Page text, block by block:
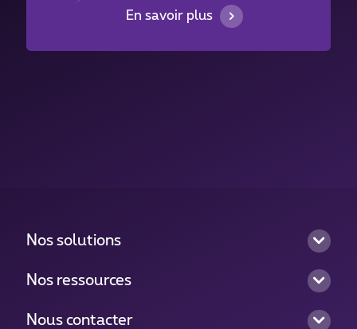
locale au Luxembourg.
En savoir plus
Nos solutions
Nos ressources
Nous contacter